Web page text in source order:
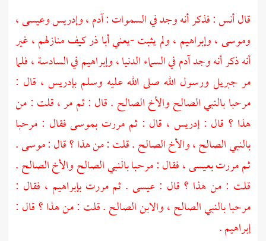
قالأنس: فذكر أنه وجد في السموات :آدم ،وإدريسوعيسى ،
وموسى ،وإبراهيم ،ولم يثبت -يعنيأبا ذركيف منازلهم ، غير
أنه ذكر أنه وجدآدمفي السماء الدنيا ،وإبراهيمفي السادسة ، فلما
مر جبريل ورسول الله صلى الله عليه وسلم بإدريس ، قال :
مرحبا بالنبي الصالح والأخ الصالح . قال : ثم مر ، قلت : من
هذا ؟ قال :إدريس ، قال : ثم مررت بموسىفقال : مرحبا
بالنبي الصالح ، والأخ الصالح . قلت : من هذا ؟ قال :موسى.
ثم مررتبعيسى ،فقال : مرحبا بالنبي الصالح والأخ الصالح .
قلت : من هذا ؟ قال : عيسى . ثم مررتبإبراهيم ، فقال :
مرحبا بالنبي الصالح ، والابن الصالح . قلت : من هذا ؟ قال :
إبراهيم.